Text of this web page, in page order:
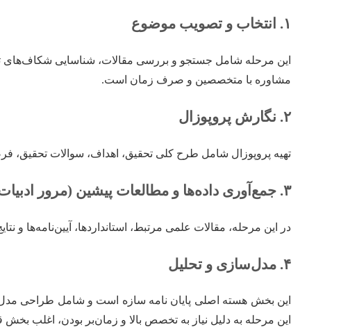
۱. انتخاب و تصویب موضوع
این مرحله شامل جستجو و بررسی مقالات، شناسایی شکاف‌های
مشاوره با متخصصین و صرف زمان است.
۲. نگارش پروپوزال
تهیه پروپوزال شامل طرح کلی تحقیق، اهداف، سوالات تحقیق،
۳. جمع‌آوری داده‌ها و مطالعات پیشین (مرور ادبیات)
در این مرحله، مقالات علمی مرتبط، استانداردها، آیین‌نامه‌ها
۴. مدل‌سازی و تحلیل
این مرحله به دلیل نیاز به تخصص بالا و زمان‌بر بودن، اغلب